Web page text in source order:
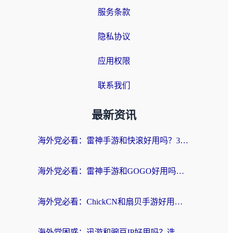
服务条款
隐私协议
应用权限
联系我们
最新资讯
海外党必看：雷神手游和快滚好用吗？3步选对回国加速器无缝刷国内资源
海外党必看：雷神手游和GOGO好用吗？3步选对回国加速器，无缝刷剧玩原神
海外党必看：ChickCN和扇贝手游好用吗？3步选对回国加速器无缝刷国内资源